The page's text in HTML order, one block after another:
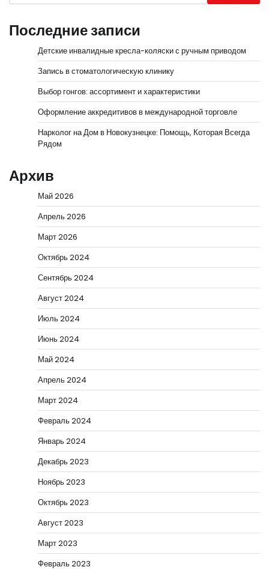
Последние записи
Детские инвалидные кресла-коляски с ручным приводом
Запись в стоматологическую клинику
Выбор гонгов: ассортимент и характеристики
Оформление аккредитивов в международной торговле
Нарколог на Дом в Новокузнецке: Помощь, Которая Всегда
Рядом
Архив
Май 2026
Апрель 2026
Март 2026
Октябрь 2024
Сентябрь 2024
Август 2024
Июль 2024
Июнь 2024
Май 2024
Апрель 2024
Март 2024
Февраль 2024
Январь 2024
Декабрь 2023
Ноябрь 2023
Октябрь 2023
Август 2023
Март 2023
Февраль 2023